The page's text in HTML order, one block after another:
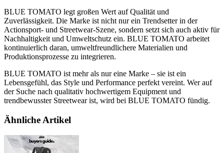
BLUE TOMATO legt großen Wert auf Qualität und
Zuverlässigkeit. Die Marke ist nicht nur ein Trendsetter in der
Actionsport- und Streetwear-Szene, sondern setzt sich auch aktiv für
Nachhaltigkeit und Umweltschutz ein. BLUE TOMATO arbeitet
kontinuierlich daran, umweltfreundlichere Materialien und
Produktionsprozesse zu integrieren.
BLUE TOMATO ist mehr als nur eine Marke – sie ist ein
Lebensgefühl, das Style und Performance perfekt vereint. Wer auf
der Suche nach qualitativ hochwertigem Equipment und
trendbewusster Streetwear ist, wird bei BLUE TOMATO fündig.
Ähnliche Artikel